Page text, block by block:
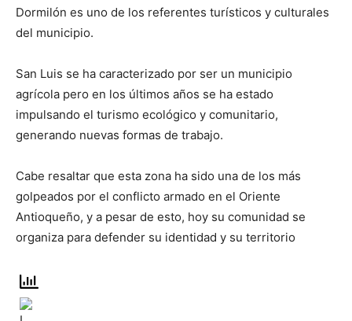
Dormilón es uno de los referentes turísticos y culturales
del municipio.
San Luis se ha caracterizado por ser un municipio
agrícola pero en los últimos años se ha estado
impulsando el turismo ecológico y comunitario,
generando nuevas formas de trabajo.
Cabe resaltar que esta zona ha sido una de los más
golpeados por el conflicto armado en el Oriente
Antioqueño, y a pesar de esto, hoy su comunidad se
organiza para defender su identidad y su territorio